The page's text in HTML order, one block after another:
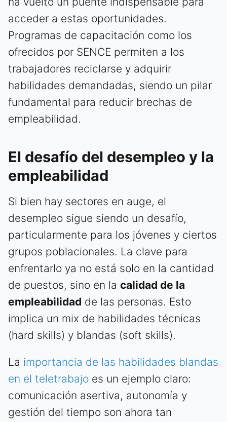
acceder a estas oportunidades.
Programas de capacitación como los
ofrecidos por SENCE permiten a los
trabajadores reciclarse y adquirir
habilidades demandadas, siendo un pilar
fundamental para reducir brechas de
empleabilidad.
El desafío del desempleo y la
empleabilidad
Si bien hay sectores en auge, el
desempleo sigue siendo un desafío,
particularmente para los jóvenes y ciertos
grupos poblacionales. La clave para
enfrentarlo ya no está solo en la cantidad
de puestos, sino en la calidad de la
empleabilidad de las personas. Esto
implica un mix de habilidades técnicas
(hard skills) y blandas (soft skills).
La importancia de las habilidades blandas
en el teletrabajo es un ejemplo claro:
comunicación asertiva, autonomía y
gestión del tiempo son ahora tan